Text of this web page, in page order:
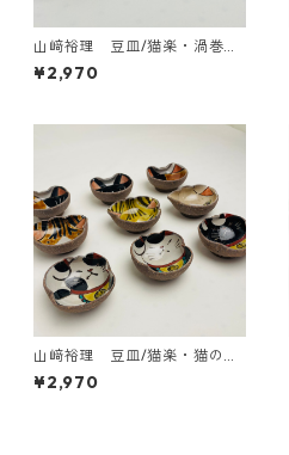
山﨑裕理 豆皿/猫楽・渦巻き
ドット柄
¥2,970
山﨑裕理 豆皿/猫楽・猫のお
顔と招き猫
¥2,970